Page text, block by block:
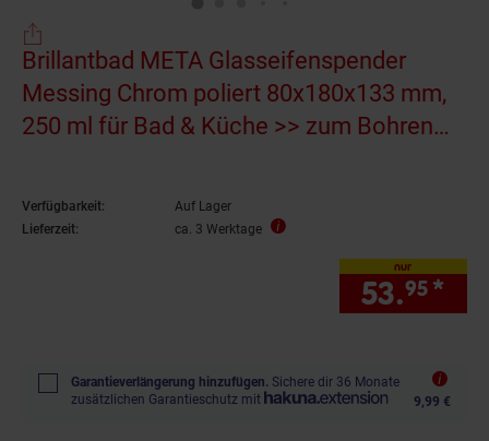
Brillantbad META Glasseifenspender
Messing Chrom poliert 80x180x133 mm,
250 ml für Bad & Küche >> zum Bohren
Verfügbarkeit:
Auf Lager
Lieferzeit:
ca. 3 Werktage
nur
53.95 *
Garantieverlängerung hinzufügen. Sichere dir 36 Monate
zusätzlichen Garantieschutz mit
9,99 €